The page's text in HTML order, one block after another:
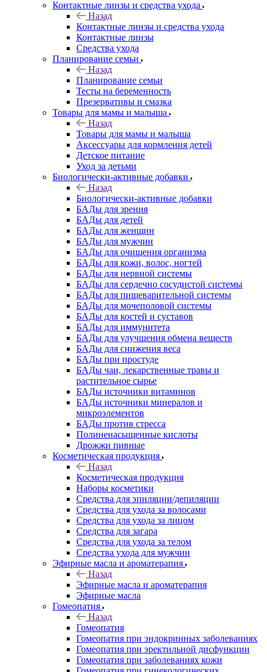
Контактные линзы и средства ухода
Назад
Контактные линзы и средства ухода
Контактные линзы
Средства ухода
Планирование семьи
Назад
Планирование семьи
Тесты на беременность
Презервативы и смазка
Товары для мамы и малыша
Назад
Товары для мамы и малыша
Аксессуары для кормления детей
Детское питание
Уход за детьми
Биологически-активные добавки
Назад
Биологически-активные добавки
БАДы для зрения
БАДы для детей
БАДы для женщин
БАДы для мужчин
БАДы для очищения организма
БАДы для кожи, волос, ногтей
БАДы для нервной системы
БАДы для сердечно сосудистой системы
БАДы для пищеварительной системы
БАДы для мочеполовой системы
БАДы для костей и суставов
БАДы для иммунитета
БАДы для улучшения обмена веществ
БАДы для снижения веса
БАДы при простуде
БАДы чаи, лекарственные травы и
растительное сырье
БАДы источники витаминов
БАДы источники минералов и
микроэлементов
БАДы против стресса
Полиненасыщенные кислоты
Дрожжи пивные
Косметическая продукция
Назад
Косметическая продукция
Наборы косметики
Средства для эпиляции/депиляции
Средства для ухода за волосами
Средства для ухода за лицом
Средства для загара
Средства для ухода за телом
Средства ухода для мужчин
Эфирные масла и ароматерапия
Назад
Эфирные масла и ароматерапия
Эфирные масла
Гомеопатия
Назад
Гомеопатия
Гомеопатия при эндокринных заболеваниях
Гомеопатия при эректильной дисфункции
Гомеопатия при заболеваниях кожи